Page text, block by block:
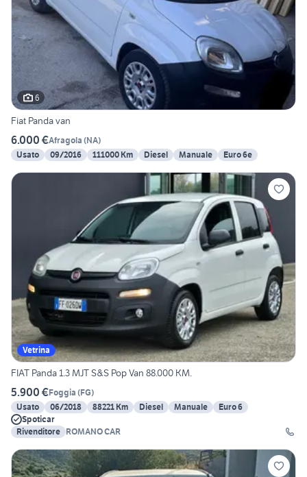
6
Fiat Panda van
6.000 €Afragola (NA)
Usato
09/2016 111000 Km Diesel Manuale Euro 6e
Vetrina
FIAT Panda 1.3 MJT S&S Pop Van 88.000 KM.
5.900 €Foggia (FG)
Usato
06/2018 88221 Km Diesel Manuale
Euro 6
Spoticar
Rivenditore ROMANO CAR